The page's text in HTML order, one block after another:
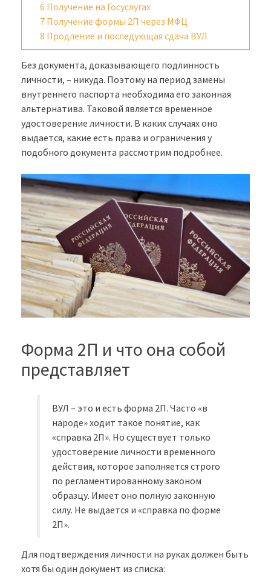
6 Получение на Госуслугах
7 Получение формы 2П через МФЦ
8 Продление и последующая сдача ВУЛ
Без документа, доказывающего подлинность
личности, – никуда. Поэтому на период замены
внутреннего паспорта необходима его законная
альтернатива. Таковой является временное
удостоверение личности. В каких случаях оно
выдается, какие есть права и ограничения у
подобного документа рассмотрим подробнее.
Форма 2П и что она собой
представляет
ВУЛ – это и есть форма 2П. Часто «в
народе» ходит такое понятие, как
«справка 2П». Но существует только
удостоверение личности временного
действия, которое заполняется строго
по регламентированному законом
образцу. Имеет оно полную законную
силу. Не выдается и «справка по форме
2П».
Для подтверждения личности на руках должен быть
хотя бы один документ из списка: